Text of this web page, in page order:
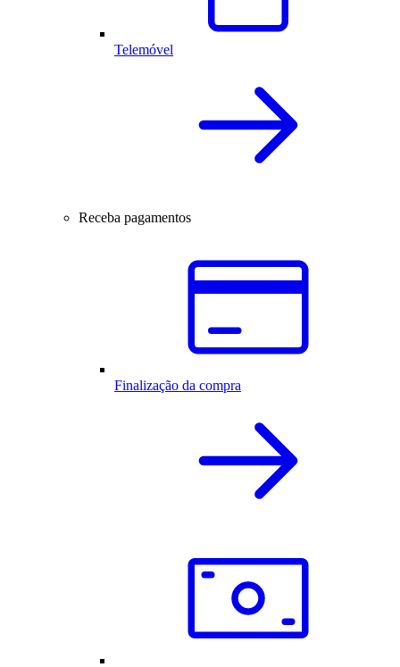
Telemóvel
Receba pagamentos
Finalização da compra